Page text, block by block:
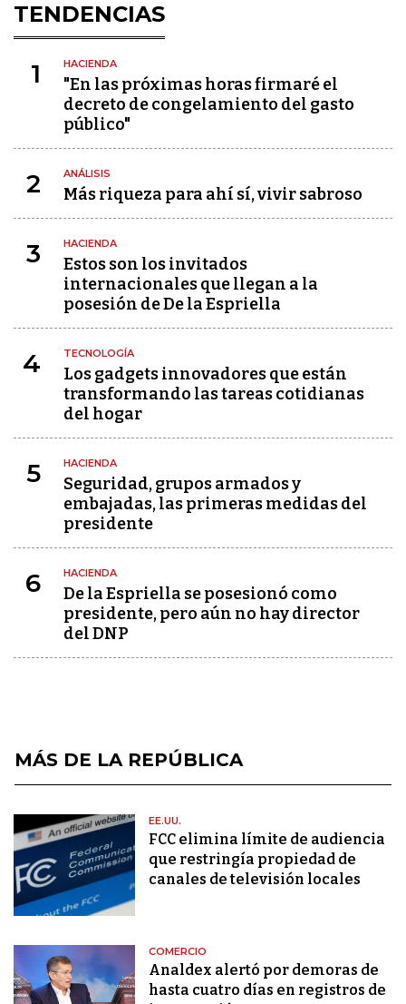
TENDENCIAS
1 HACIENDA
"En las próximas horas firmaré el
decreto de congelamiento del gasto
público"
2 ANÁLISIS
Más riqueza para ahí sí, vivir sabroso
3 HACIENDA
Estos son los invitados
internacionales que llegan a la
posesión de De la Espriella
4 TECNOLOGÍA
Los gadgets innovadores que están
transformando las tareas cotidianas
del hogar
5 HACIENDA
Seguridad, grupos armados y
embajadas, las primeras medidas del
presidente
6 HACIENDA
De la Espriella se posesionó como
presidente, pero aún no hay director
del DNP
MÁS DE LA REPÚBLICA
EE.UU.
FCC elimina límite de audiencia
que restringía propiedad de
canales de televisión locales
COMERCIO
Analdex alertó por demoras de
hasta cuatro días en registros de